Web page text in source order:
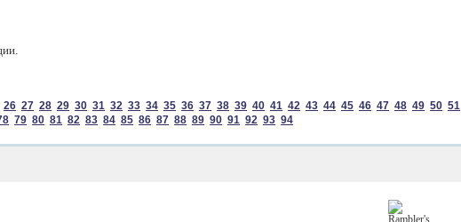
26 27 28 29 30 31 32 33 34 35 36 37 38 39 40 41 42 43 44 45 46 47 48 49 50 51
79 80 81 82 83 84 85 86 87 88 89 90 91 92 93 94